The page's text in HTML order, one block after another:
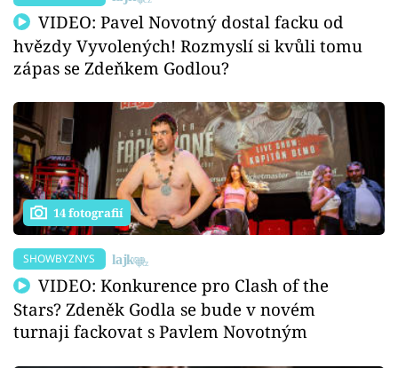
VIDEO: Pavel Novotný dostal facku od
hvězdy Vyvolených! Rozmyslí si kvůli tomu
zápas se Zdeňkem Godlou?
14 fotografií
SHOWBYZNYS
VIDEO: Konkurence pro Clash of the
Stars? Zdeněk Godla se bude v novém
turnaji fackovat s Pavlem Novotným